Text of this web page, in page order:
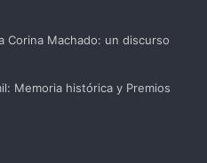
Corina Machado: un discurso
Memoria histórica y Premios